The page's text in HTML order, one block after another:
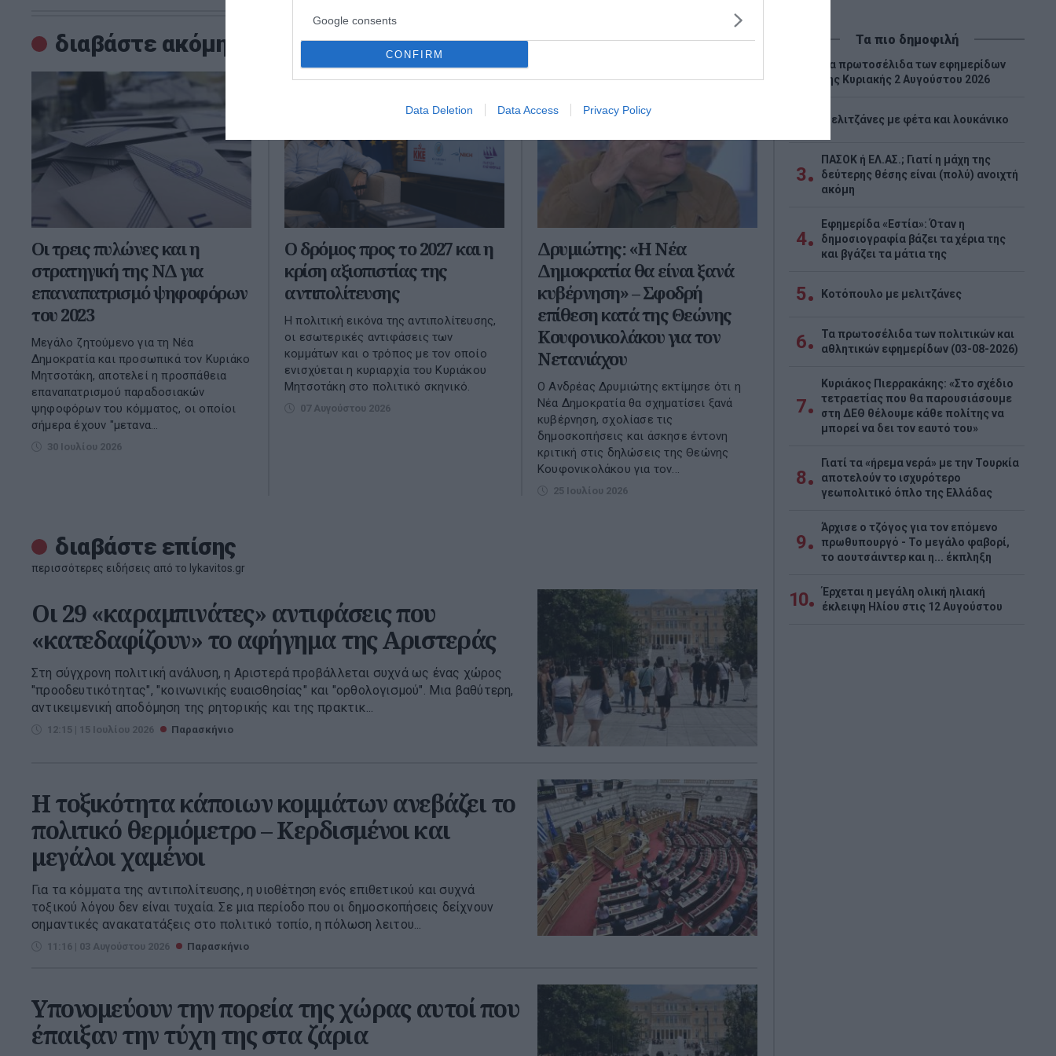
Google consents
CONFIRM
Data Deletion Data Access Privacy Policy
διαβάστε ακόμη
Οι τρεις πυλώνες και η
στρατηγική της ΝΔ για
επαναπατρισμό ψηφοφόρων
του 2023
Μεγάλο ζητούμενο για τη Νέα
Δημοκρατία και προσωπικά τον Κυριάκο
Μητσοτάκη, αποτελεί η προσπάθεια
επαναπατρισμού παραδοσιακών
ψηφοφόρων του κόμματος, οι οποίοι
σήμερα έχουν "μετανα...
30 Ιουλίου 2026
Ο δρόμος προς το 2027 και η
κρίση αξιοπιστίας της
αντιπολίτευσης
Η πολιτική εικόνα της αντιπολίτευσης,
οι εσωτερικές αντιφάσεις των
κομμάτων και ο τρόπος με τον οποίο
ενισχύεται η κυριαρχία του Κυριάκου
Μητσοτάκη στο πολιτικό σκηνικό.
07 Αυγούστου 2026
Δρυμιώτης: «Η Νέα
Δημοκρατία θα είναι ξανά
κυβέρνηση» – Σφοδρή
επίθεση κατά της Θεώνης
Κουφονικολάκου για τον
Νετανιάχου
Ο Ανδρέας Δρυμιώτης εκτίμησε ότι η
Νέα Δημοκρατία θα σχηματίσει ξανά
κυβέρνηση, σχολίασε τις
δημοσκοπήσεις και άσκησε έντονη
κριτική στις δηλώσεις της Θεώνης
Κουφονικολάκου για τον...
25 Ιουλίου 2026
διαβάστε επίσης
περισσότερες ειδήσεις από το lykavitos.gr
Οι 29 «καραμπινάτες» αντιφάσεις που
«κατεδαφίζουν» το αφήγημα της Αριστεράς
Στη σύγχρονη πολιτική ανάλυση, η Αριστερά προβάλλεται συχνά ως ένας χώρος
"προοδευτικότητας", "κοινωνικής ευαισθησίας" και "ορθολογισμού". Μια βαθύτερη,
αντικειμενική αποδόμηση της ρητορικής και της πρακτικ...
12:15 | 15 Ιουλίου 2026 Παρασκήνιο
Η τοξικότητα κάποιων κομμάτων ανεβάζει το
πολιτικό θερμόμετρο – Κερδισμένοι και
μεγάλοι χαμένοι
Για τα κόμματα της αντιπολίτευσης, η υιοθέτηση ενός επιθετικού και συχνά
τοξικού λόγου δεν είναι τυχαία. Σε μια περίοδο που οι δημοσκοπήσεις δείχνουν
σημαντικές ανακατατάξεις στο πολιτικό τοπίο, η πόλωση λειτου...
11:16 | 03 Αυγούστου 2026 Παρασκήνιο
Υπονομεύουν την πορεία της χώρας αυτοί που
έπαιξαν την τύχη της στα ζάρια
Τα πιο δημοφιλή
Tα πρωτοσέλιδα των εφημερίδων
της Κυριακής 2 Αυγούστου 2026
Μελιτζάνες με φέτα και λουκάνικο
3
ΠΑΣΟΚ ή ΕΛ.ΑΣ.; Γιατί η μάχη της
δεύτερης θέσης είναι (πολύ) ανοιχτή
ακόμη
4
Εφημερίδα «Εστία»: Όταν η
δημοσιογραφία βάζει τα χέρια της
και βγάζει τα μάτια της
5 Κοτόπουλο με μελιτζάνες
6
Τα πρωτοσέλιδα των πολιτικών και
αθλητικών εφημερίδων (03-08-2026)
7
Κυριάκος Πιερρακάκης: «Στο σχέδιο
τετραετίας που θα παρουσιάσουμε
στη ΔΕΘ θέλουμε κάθε πολίτης να
μπορεί να δει τον εαυτό του»
8
Γιατί τα «ήρεμα νερά» με την Τουρκία
αποτελούν το ισχυρότερο
γεωπολιτικό όπλο της Ελλάδας
9
Άρχισε ο τζόγος για τον επόμενο
πρωθυπουργό - Το μεγάλο φαβορί,
το αουτσάιντερ και η... έκπληξη
10
Έρχεται η μεγάλη ολική ηλιακή
έκλειψη Ηλίου στις 12 Αυγούστου